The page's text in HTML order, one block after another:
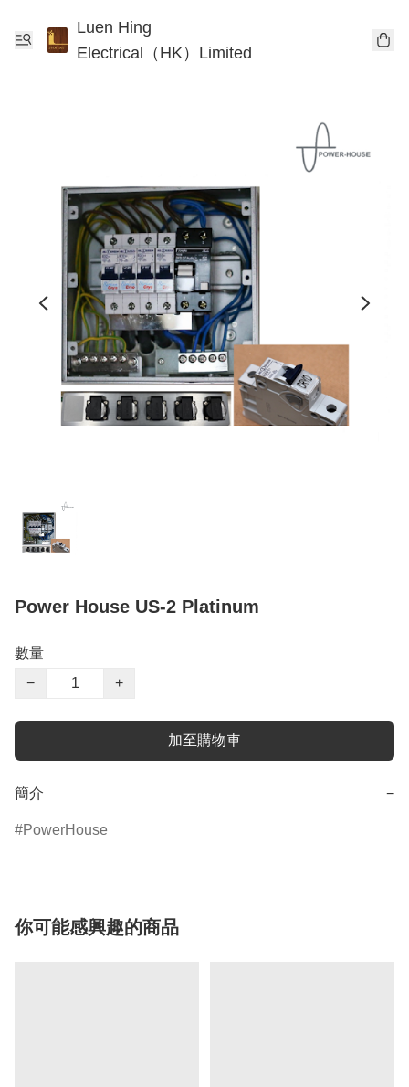
Luen Hing
Electrical（HK）Limited
Power House US-2 Platinum
數量
−
+
加至購物車
簡介 −
PowerHouse
你可能感興趣的商品